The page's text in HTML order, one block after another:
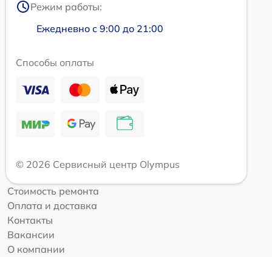
Режим работы:
Ежедневно с 9:00 до 21:00
Способы оплаты
© 2026 Сервисный центр Olympus
Стоимость ремонта
Оплата и доставка
Контакты
Вакансии
О компании